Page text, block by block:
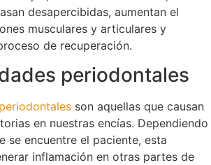
desapercibidas, aumentan el
musculares y articulares y
de recuperación.
periodontales
son aquellas que causan
en nuestras encías. Dependiendo
se encuentre el paciente, esta
inflamación en otras partes de